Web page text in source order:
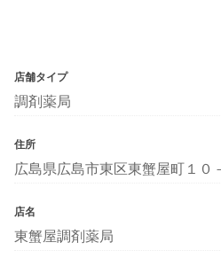
店舗タイプ
調剤薬局
住所
広島県広島市東区東蟹屋町１０
店名
東蟹屋調剤薬局